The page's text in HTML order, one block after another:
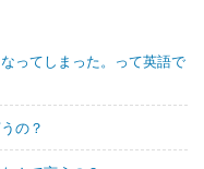
ってしまった。って英語で
の？